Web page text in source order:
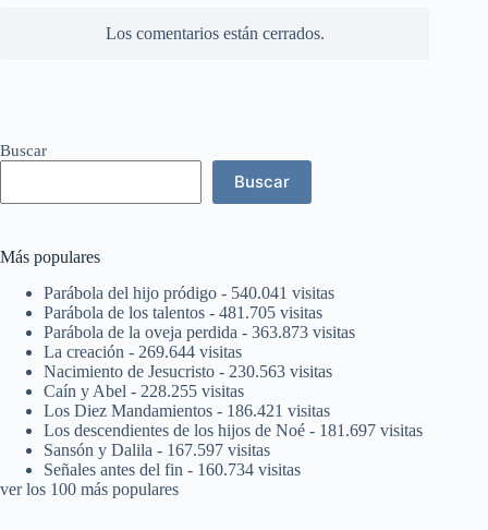
Los comentarios están cerrados.
Buscar
Buscar
Más populares
Parábola del hijo pródigo - 540.041 visitas
Parábola de los talentos - 481.705 visitas
Parábola de la oveja perdida - 363.873 visitas
La creación - 269.644 visitas
Nacimiento de Jesucristo - 230.563 visitas
Caín y Abel - 228.255 visitas
Los Diez Mandamientos - 186.421 visitas
Los descendientes de los hijos de Noé - 181.697 visitas
Sansón y Dalila - 167.597 visitas
Señales antes del fin - 160.734 visitas
ver los 100 más populares